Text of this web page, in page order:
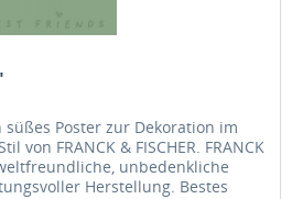
Poster zur Dekoration im
von FRANCK & FISCHER. FRANCK
unbedenkliche
Herstellung. Bestes